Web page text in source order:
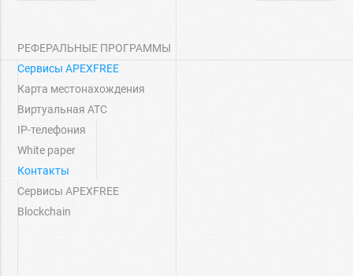
РЕФЕРАЛЬНЫЕ ПРОГРАММЫ
Сервисы APEXFREE
Карта местонахождения
Виртуальная АТС
IP-телефония
White paper
Контакты
Сервисы APEXFREE
Blockchain